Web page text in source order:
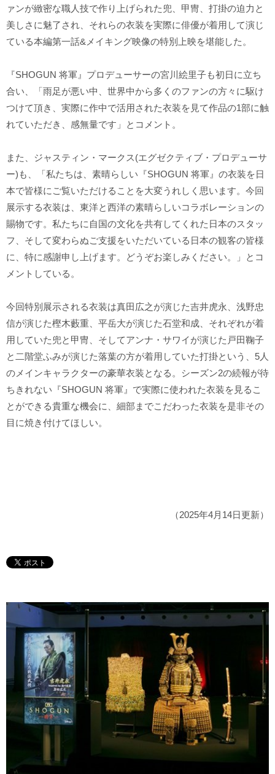
ァンが緻密な職人技で作り上げられた兜、甲冑、打掛の迫力と
美しさに魅了され、それらの衣装を実際に俳優が着用して演じ
ている本編第一話&メイキング映像の特別上映を堪能した。
『SHOGUN 将軍』プロデューサーの宮川絵里子も初日に立ち
合い、「雨足が悪い中、世界中から多くのファンの方々に駆け
つけて頂き、実際に作中で活用された衣装を見て作品の1部に触
れていただき、感無量です」とコメント。
また、ジャスティン・マークス(エグゼクティブ・プロデューサ
ー)も、「私たちは、素晴らしい『SHOGUN 将軍』の衣装を日
本で皆様にご覧いただけることを大変うれしく思います。今回
展示する衣装は、東洋と西洋の素晴らしいコラボレーションの
賜物です。私たちに自国の文化を共有してくれた日本のスタッ
フ、そして変わらぬご支援をいただいている日本の観客の皆様
に、特に感謝申し上げます。どうぞお楽しみください。」とコ
メントしている。
今回特別展示される衣装は真田広之が演じた吉井虎永、浅野忠
信が演じた樫木藪重、平岳大が演じた石堂和成、それぞれが着
用していた兜と甲冑、そしてアンナ・サワイが演じた戸田鞠子
と二階堂ふみが演じた落葉の方が着用していた打掛という、5人
のメインキャラクターの豪華衣装となる。シーズン2の続報が待
ちきれない『SHOGUN 将軍』で実際に使われた衣装を見るこ
とができる貴重な機会に、細部までこだわった衣装を是非その
目に焼き付けてほしい。
（2025年4月14日更新）